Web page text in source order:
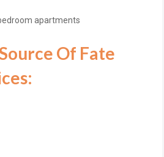
apartments
Of Fate